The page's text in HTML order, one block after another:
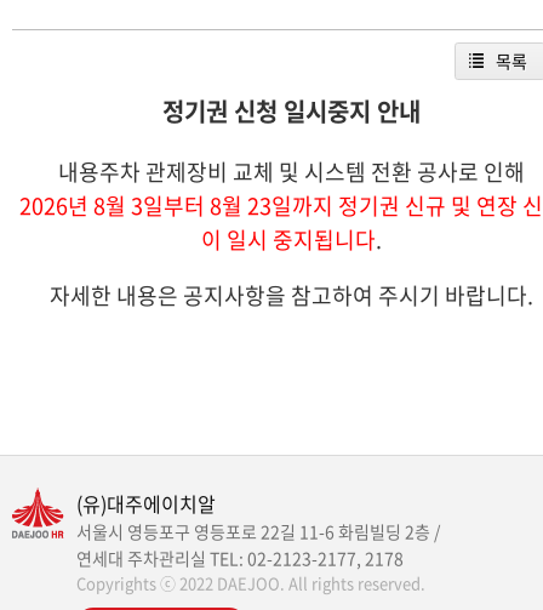
목록
정기권 신청 일시중지 안내
내용주차 관제장비 교체 및 시스템 전환 공사로 인해
2026년 8월 3일부터 8월 23일까지 정기권 신규 및 연장
이 일시 중지됩니다.
자세한 내용은 공지사항을 참고하여 주시기 바랍니다.
(유)대주에이치알
서울시 영등포구 영등포로 22길 11-6 화림빌딩 2층 /
연세대 주차관리실 TEL: 02-2123-2177, 2178
Copyrights ⓒ 2022 DAEJOO. All rights reserved.